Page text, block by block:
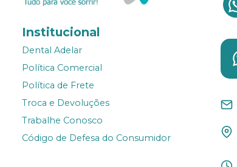
Institucional
Dental Adelar
Política Comercial
Política de Frete
Troca e Devoluções
Trabalhe Conosco
Código de Defesa do Consumidor